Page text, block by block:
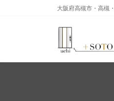
大阪府高槻市・高槻